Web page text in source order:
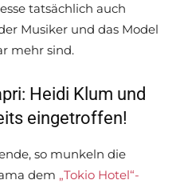
tatsächlich auch
Musiker und das Model
mehr sind.
Heidi Klum und
eingetroffen!
so munkeln die
dem „Tokio Hotel“-